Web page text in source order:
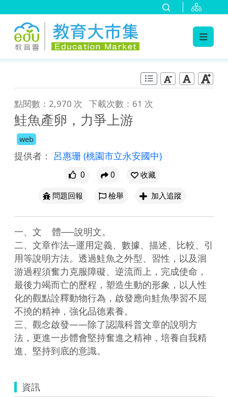
點閱數：2,970 次 下載次數：61 次
鮭魚產卵，力爭上游
web
提供者： 呂惠珊 (桃園市立永安國中)
0 0
收藏
問題回報
檢舉 加入追蹤
一、文    體──說明文。
二、文章作法─運用定義、數據、描述、比較、引
用等說明方法。透過鮭魚之外型、習性，以及洄
游過程須奮力克服障礙、逆流而上，完成使命，
最後力竭而亡的歷程，塑造生動的形象，以人性
化的觀點詮釋動物行為，啟發應向鮭魚學習不屈
不撓的精神，強化品德素養。
三、觀念啟發――除了認識科普文章的說明方
法，更進一步體會堅持奮進之精神，培養自我精
資訊